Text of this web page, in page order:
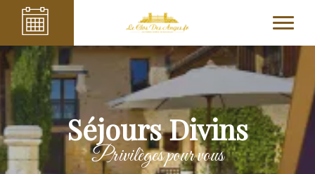
Séjours Divins
Privilèges pour vous